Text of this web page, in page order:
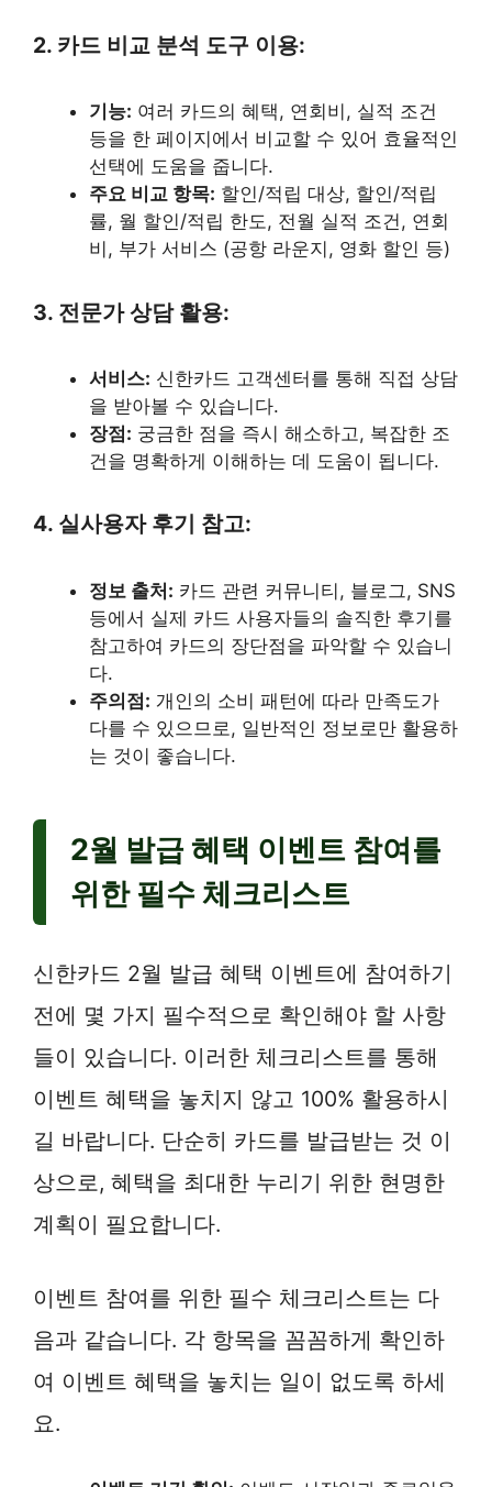
2. 카드 비교 분석 도구 이용:
기능: 여러 카드의 혜택, 연회비, 실적 조건
등을 한 페이지에서 비교할 수 있어 효율적인
선택에 도움을 줍니다.
주요 비교 항목: 할인/적립 대상, 할인/적립
률, 월 할인/적립 한도, 전월 실적 조건, 연회
비, 부가 서비스 (공항 라운지, 영화 할인 등)
3. 전문가 상담 활용:
서비스: 신한카드 고객센터를 통해 직접 상담
을 받아볼 수 있습니다.
장점: 궁금한 점을 즉시 해소하고, 복잡한 조
건을 명확하게 이해하는 데 도움이 됩니다.
4. 실사용자 후기 참고:
정보 출처: 카드 관련 커뮤니티, 블로그, SNS
등에서 실제 카드 사용자들의 솔직한 후기를
참고하여 카드의 장단점을 파악할 수 있습니
다.
주의점: 개인의 소비 패턴에 따라 만족도가
다를 수 있으므로, 일반적인 정보로만 활용하
는 것이 좋습니다.
2월 발급 혜택 이벤트 참여를
위한 필수 체크리스트
신한카드 2월 발급 혜택 이벤트에 참여하기
전에 몇 가지 필수적으로 확인해야 할 사항
들이 있습니다. 이러한 체크리스트를 통해
이벤트 혜택을 놓치지 않고 100% 활용하시
길 바랍니다. 단순히 카드를 발급받는 것 이
상으로, 혜택을 최대한 누리기 위한 현명한
계획이 필요합니다.
이벤트 참여를 위한 필수 체크리스트는 다
음과 같습니다. 각 항목을 꼼꼼하게 확인하
여 이벤트 혜택을 놓치는 일이 없도록 하세
요.